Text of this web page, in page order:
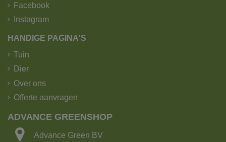
Facebook
Instagram
HANDIGE PAGINA'S
Tuin
Dier
Over ons
Offerte aanvragen
ADVANCE GREENSHOP
Advance Green BV